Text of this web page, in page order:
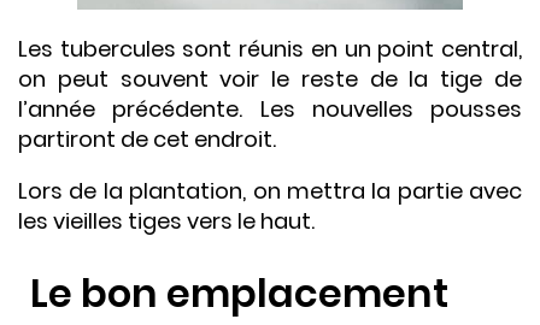
Les tubercules sont réunis en un point central,
on peut souvent voir le reste de la tige de
l’année précédente. Les nouvelles pousses
partiront de cet endroit.
Lors de la plantation, on mettra la partie avec
les vieilles tiges vers le haut.
Le bon emplacement